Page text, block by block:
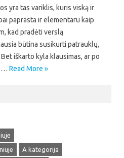
yra tas variklis, kuris viską ir
paprasta ir elementaru kaip
kad pradėti verslą
būtina susikurti patrauklų,
iškarto kyla klausimas, ar po
Read More »
A kategorija